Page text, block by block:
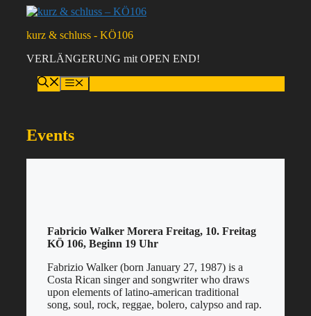
springenkurz & schluss - KÖ106
VERLÄNGERUNG mit OPEN END!
Menü
Events
Fabricio Walker Morera Freitag, 10. Freitag
KÖ 106, Beginn 19 Uhr
Fabrizio Walker (born January 27, 1987) is a
Costa Rican singer and songwriter who draws
upon elements of latino-american traditional
song, soul, rock, reggae, bolero, calypso and rap.